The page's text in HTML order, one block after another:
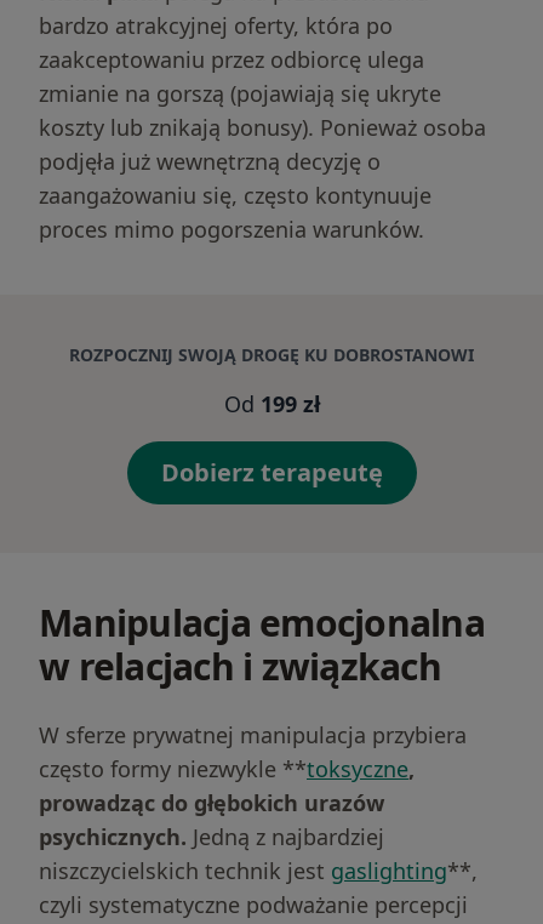
bardzo atrakcyjnej oferty, która po
zaakceptowaniu przez odbiorcę ulega
zmianie na gorszą (pojawiają się ukryte
koszty lub znikają bonusy). Ponieważ osoba
podjęła już wewnętrzną decyzję o
zaangażowaniu się, często kontynuuje
proces mimo pogorszenia warunków.
ROZPOCZNIJ SWOJĄ DROGĘ KU DOBROSTANOWI
Od 199 zł
Dobierz terapeutę
Manipulacja emocjonalna
w relacjach i związkach
W sferze prywatnej manipulacja przybiera
często formy niezwykle **toksyczne,
prowadząc do głębokich urazów
psychicznych. Jedną z najbardziej
niszczycielskich technik jest gaslighting**,
czyli systematyczne podważanie percepcji